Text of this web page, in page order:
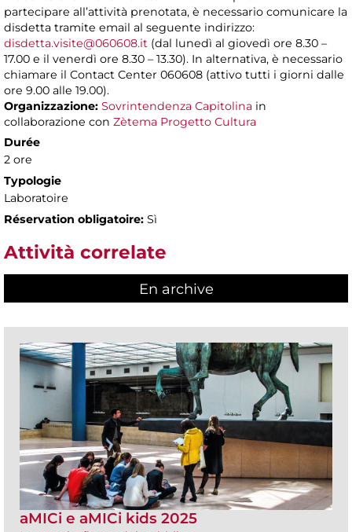
partecipare all’attività prenotata, è necessario comunicare la
disdetta tramite email al seguente indirizzo:
disdetta.visite@060608.it (dal lunedì al giovedì ore 8.30 –
17.00 e il venerdì ore 8.30 – 13.30). In alternativa, è necessario
chiamare il Contact Center 060608 (attivo tutti i giorni dalle
ore 9.00 alle 19.00).
Organizzazione: Sovrintendenza Capitolina in
collaborazione con Zètema Progetto Cultura
Durée
2 ore
Typologie
Laboratoire
Réservation obligatoire: Sì
Attività correlate
En archive
aMICi e aMICi kids 2025